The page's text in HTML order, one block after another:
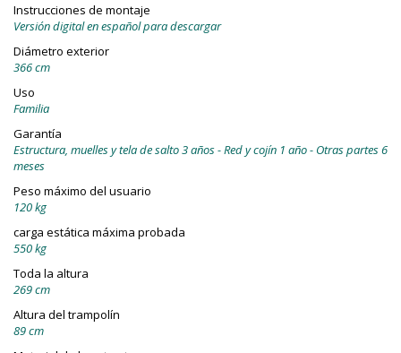
Instrucciones de montaje
Versión digital en español para descargar
Diámetro exterior
366 cm
Uso
Familia
Garantía
Estructura, muelles y tela de salto 3 años - Red y cojín 1 año - Otras partes 6
meses
Peso máximo del usuario
120 kg
carga estática máxima probada
550 kg
Toda la altura
269 cm
Altura del trampolín
89 cm